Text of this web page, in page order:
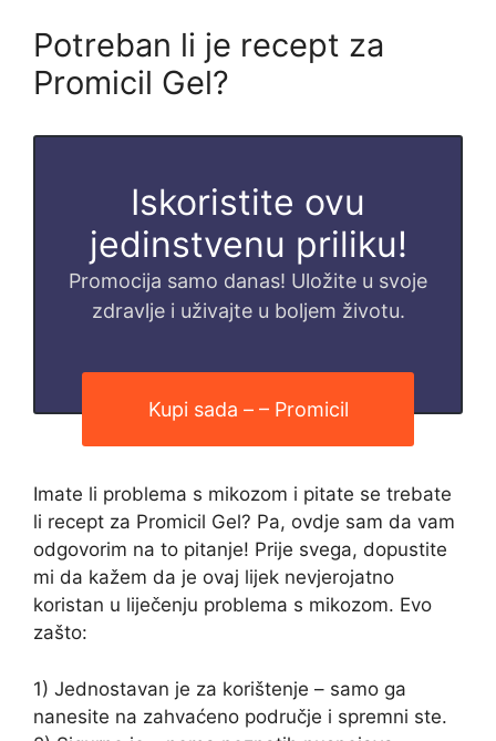
Potreban li je recept za
Promicil Gel?
Iskoristite ovu
jedinstvenu priliku!
Promocija samo danas! Uložite u svoje
zdravlje i uživajte u boljem životu.
Kupi sada – – Promicil
Imate li problema s mikozom i pitate se trebate
li recept za Promicil Gel? Pa, ovdje sam da vam
odgovorim na to pitanje! Prije svega, dopustite
mi da kažem da je ovaj lijek nevjerojatno
koristan u liječenju problema s mikozom. Evo
zašto:
1) Jednostavan je za korištenje – samo ga
nanesite na zahvaćeno područje i spremni ste.